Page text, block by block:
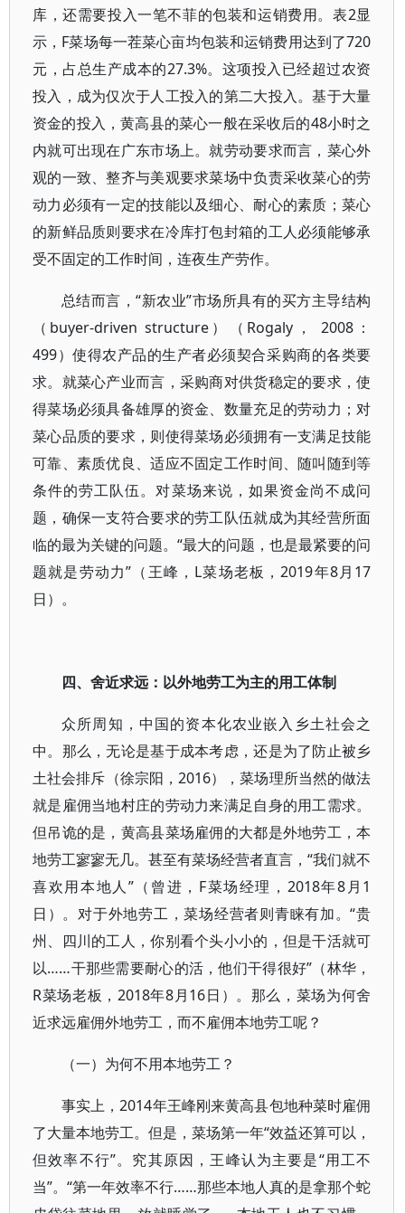
库，还需要投入一笔不菲的包装和运销费用。表2显
示，F菜场每一茬菜心亩均包装和运销费用达到了720
元，占总生产成本的27.3%。这项投入已经超过农资
投入，成为仅次于人工投入的第二大投入。基于大量
资金的投入，黄高县的菜心一般在采收后的48小时之
内就可出现在广东市场上。就劳动要求而言，菜心外
观的一致、整齐与美观要求菜场中负责采收菜心的劳
动力必须有一定的技能以及细心、耐心的素质；菜心
的新鲜品质则要求在冷库打包封箱的工人必须能够承
受不固定的工作时间，连夜生产劳作。
总结而言，“新农业”市场所具有的买方主导结构
（buyer-driven structure）（Rogaly， 2008：
499）使得农产品的生产者必须契合采购商的各类要
求。就菜心产业而言，采购商对供货稳定的要求，使
得菜场必须具备雄厚的资金、数量充足的劳动力；对
菜心品质的要求，则使得菜场必须拥有一支满足技能
可靠、素质优良、适应不固定工作时间、随叫随到等
条件的劳工队伍。对菜场来说，如果资金尚不成问
题，确保一支符合要求的劳工队伍就成为其经营所面
临的最为关键的问题。“最大的问题，也是最紧要的问
题就是劳动力”（王峰，L菜场老板，2019年8月17
日）。
四、舍近求远：以外地劳工为主的用工体制
众所周知，中国的资本化农业嵌入乡土社会之
中。那么，无论是基于成本考虑，还是为了防止被乡
土社会排斥（徐宗阳，2016），菜场理所当然的做法
就是雇佣当地村庄的劳动力来满足自身的用工需求。
但吊诡的是，黄高县菜场雇佣的大都是外地劳工，本
地劳工寥寥无几。甚至有菜场经营者直言，“我们就不
喜欢用本地人”（曾进，F菜场经理，2018年8月1
日）。对于外地劳工，菜场经营者则青睐有加。“贵
州、四川的工人，你别看个头小小的，但是干活就可
以……干那些需要耐心的活，他们干得很好”（林华，
R菜场老板，2018年8月16日）。那么，菜场为何舍
近求远雇佣外地劳工，而不雇佣本地劳工呢？
（一）为何不用本地劳工？
事实上，2014年王峰刚来黄高县包地种菜时雇佣
了大量本地劳工。但是，菜场第一年“效益还算可以，
但效率不行”。究其原因，王峰认为主要是“用工不
当”。“第一年效率不行……那些本地人真的是拿那个蛇